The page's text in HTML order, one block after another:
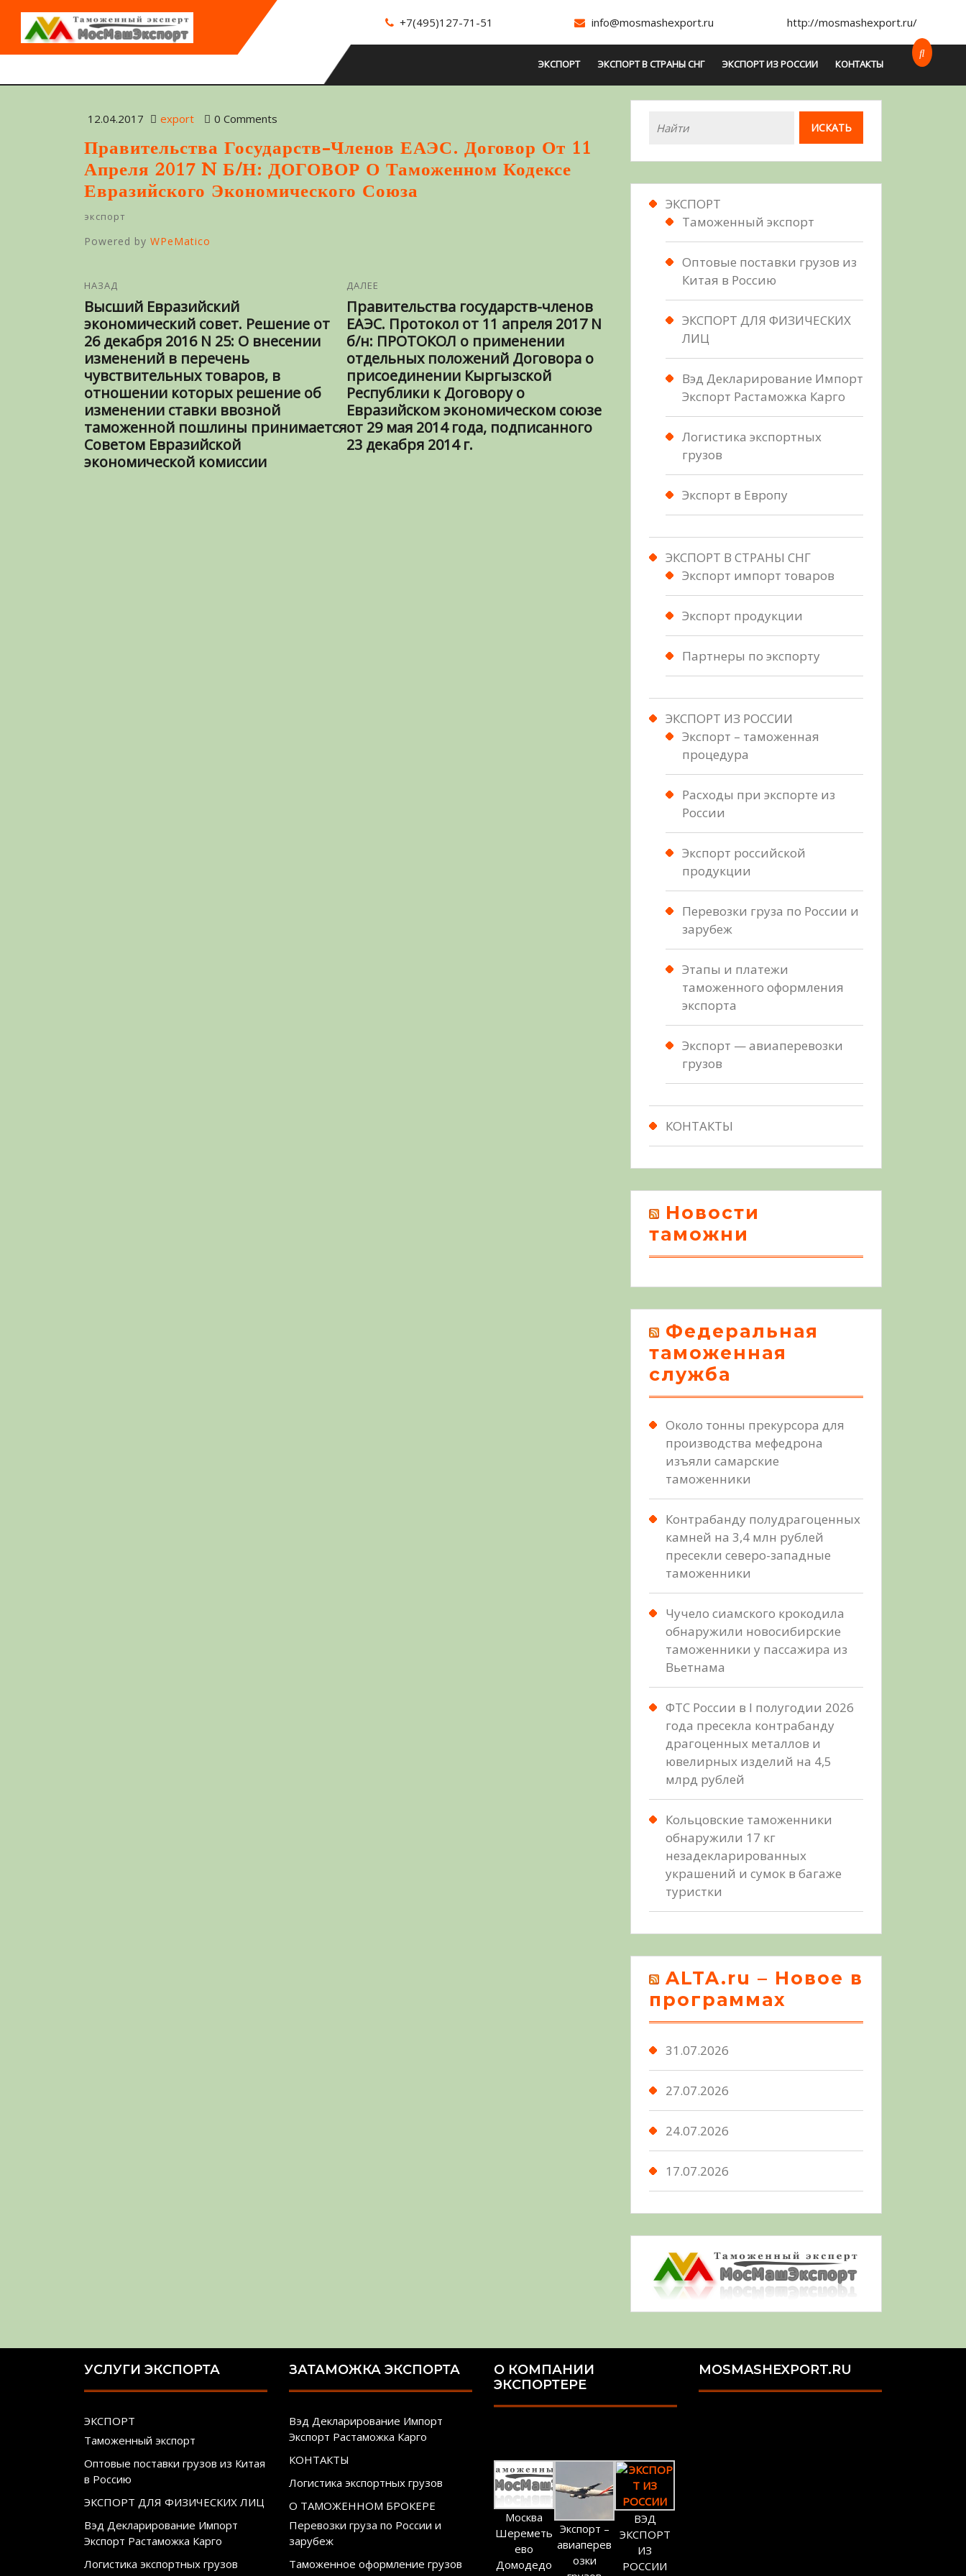
+7(495)127-71-51 info@mosmashexport.ru http://mosmashexport.ru/
ЭКСПОРТ ЭКСПОРТ В СТРАНЫ СНГ ЭКСПОРТ ИЗ РОССИИ КОНТАКТЫ
12.04.2017 export 0 Comments
Правительства Государств-Членов ЕАЭС. Договор От 11
Апреля 2017 N Б/н: ДОГОВОР О Таможенном Кодексе
Евразийского Экономического Союза
экспорт
Powered by WPeMatico
НАЗАД
Высший Евразийский
экономический совет. Решение от
26 декабря 2016 N 25: О внесении
изменений в перечень
чувствительных товаров, в
отношении которых решение об
изменении ставки ввозной
таможенной пошлины принимается
Советом Евразийской
экономической комиссии
ДАЛЕЕ
Правительства государств-членов
ЕАЭС. Протокол от 11 апреля 2017 N
б/н: ПРОТОКОЛ о применении
отдельных положений Договора о
присоединении Кыргызской
Республики к Договору о
Евразийском экономическом союзе
от 29 мая 2014 года, подписанного
23 декабря 2014 г.
ЭКСПОРТ
Таможенный экспорт
Оптовые поставки грузов из
Китая в Россию
ЭКСПОРТ ДЛЯ ФИЗИЧЕСКИХ
ЛИЦ
Вэд Декларирование Импорт
Экспорт Растаможка Карго
Логистика экспортных
грузов
Экспорт в Европу
ЭКСПОРТ В СТРАНЫ СНГ
Экспорт импорт товаров
Экспорт продукции
Партнеры по экспорту
ЭКСПОРТ ИЗ РОССИИ
Экспорт – таможенная
процедура
Расходы при экспорте из
России
Экспорт российской
продукции
Перевозки груза по России и
зарубеж
Этапы и платежи
таможенного оформления
экспорта
Экспорт — авиаперевозки
грузов
КОНТАКТЫ
Новости
таможни
Федеральная
таможенная
служба
Около тонны прекурсора для
производства мефедрона
изъяли самарские
таможенники
Контрабанду полудрагоценных
камней на 3,4 млн рублей
пресекли северо-западные
таможенники
Чучело сиамского крокодила
обнаружили новосибирские
таможенники у пассажира из
Вьетнама
ФТС России в I полугодии 2026
года пресекла контрабанду
драгоценных металлов и
ювелирных изделий на 4,5
млрд рублей
Кольцовские таможенники
обнаружили 17 кг
незадекларированных
украшений и сумок в багаже
туристки
ALTA.ru – Новое в
программах
31.07.2026
27.07.2026
24.07.2026
17.07.2026
УСЛУГИ ЭКСПОРТА
ЭКСПОРТ
Таможенный экспорт
Оптовые поставки грузов из Китая
в Россию
ЭКСПОРТ ДЛЯ ФИЗИЧЕСКИХ ЛИЦ
Вэд Декларирование Импорт
Экспорт Растаможка Карго
Логистика экспортных грузов
ЗАТАМОЖКА ЭКСПОРТА
Вэд Декларирование Импорт
Экспорт Растаможка Карго
КОНТАКТЫ
Логистика экспортных грузов
О ТАМОЖЕННОМ БРОКЕРЕ
Перевозки груза по России и
зарубеж
Таможенное оформление грузов
О КОМПАНИИ
ЭКСПОРТЕРЕ
Москва
Шереметь
ево
Домодедо
Экспорт –
авиаперев
озки
ВЭД
ЭКСПОРТ
ИЗ
РОССИИ
MOSMASHEXPORT.RU